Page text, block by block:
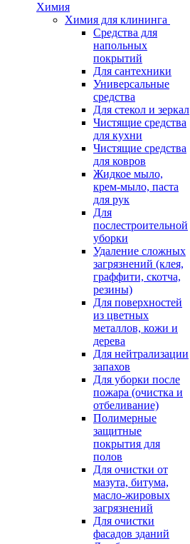
Химия
Химия для клининга
Средства для
напольных
покрытий
Для сантехники
Универсальные
средства
Для стекол и зеркал
Чистящие средства
для кухни
Чистящие средства
для ковров
Жидкое мыло,
крем-мыло, паста
для рук
Для
послестроительной
уборки
Удаление сложных
загрязнений (клея,
граффити, скотча,
резины)
Для поверхностей
из цветных
металлов, кожи и
дерева
Для нейтрализации
запахов
Для уборки после
пожара (очистка и
отбеливание)
Полимерные
защитные
покрытия для
полов
Для очистки от
мазута, битума,
масло-жировых
загрязнений
Для очистки
фасадов зданий